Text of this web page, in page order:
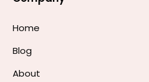
Home
Blog
About